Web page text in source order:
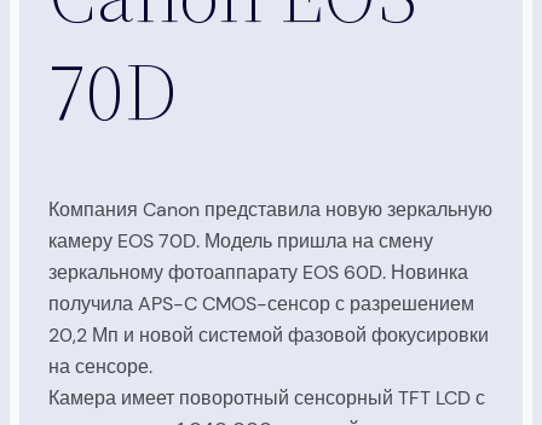
70D
Компания Canon представила новую зеркальную
камеру EOS 70D. Модель пришла на смену
зеркальному фотоаппарату EOS 60D. Новинка
получила APS-C CMOS-сенсор с разрешением
20,2 Мп и новой системой фазовой фокусировки
на сенсоре.
Камера имеет поворотный сенсорный TFT LCD с